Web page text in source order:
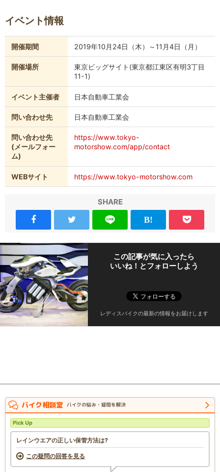
イベント情報
開催期間 2019年10月24日（木）～11月4日（月）
開催場所
東京ビッグサイト(東京都江東区有明3丁目
11-1)
イベント主催者 日本自動車工業会
問い合わせ先 日本自動車工業会
問い合わせ先
(メールフォー
ム)
https://www.tokyo-
motorshow.com/app/contact
WEBサイト https://www.tokyo-motorshow.com
SHARE
この記事が気に入ったら
いいね！とフォローしよう
レディスバイクの最新の情報をお届けします
バイク相談室 バイクの悩み・疑問を解決
Pick Up
レインウエアの正しい保管方法は?
この疑問の回答を見る